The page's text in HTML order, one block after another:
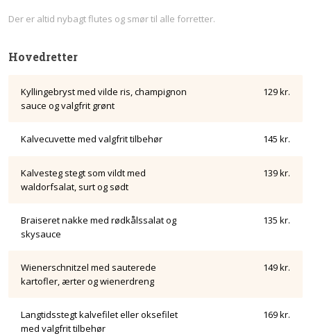
​Der er altid nybagt flutes og smør til alle forretter.
Hovedretter
Kyllingebryst med vilde ris, champignon
sauce og valgfrit grønt
129 kr.
Kalvecuvette med valgfrit tilbehør 145 kr.
Kalvesteg stegt som vildt med
waldorfsalat, surt og sødt
139 kr.
Braiseret nakke med rødkålssalat og
skysauce
135 kr.
Wienerschnitzel med sauterede
kartofler, ærter og wienerdreng
149 kr.
Langtidsstegt kalvefilet eller oksefilet
med valgfrit tilbehør
169 kr.